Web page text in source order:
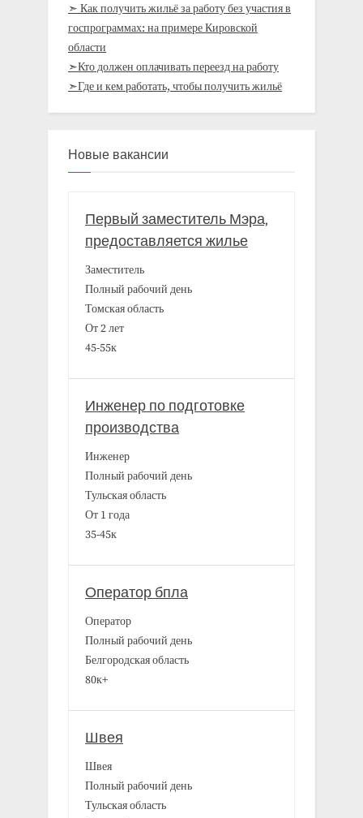
➣ Как получить жильё за работу без участия в
госпрограммах: на примере Кировской
области
➣Кто должен оплачивать переезд на работу
➣Где и кем работать, чтобы получить жильё
Новые вакансии
Первый заместитель Мэра,
предоставляется жилье
Заместитель
Полный рабочий день
Томская область
От 2 лет
45-55к
Инженер по подготовке
производства
Инженер
Полный рабочий день
Тульская область
От 1 года
35-45к
Оператор бпла
Оператор
Полный рабочий день
Белгородская область
80к+
Швея
Швея
Полный рабочий день
Тульская область